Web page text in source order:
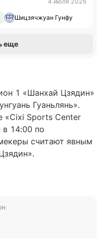
Шицзячжуан Гунфу
еще
1 «Шанхай Цзядин»
Гуаньлянь».
«Cixi Sports Center
в 14:00 по
считают явным
1 с 18 очками: у
три ничьи и
Клуб из Шанхая